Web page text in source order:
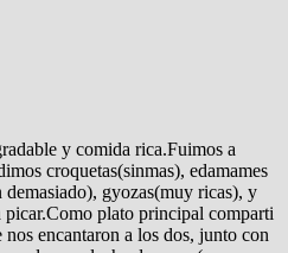
y comida rica.Fuimos a
croquetas(sinmas), edamames
gyozas(muy ricas), y
picar.Como plato principal comparti
encantaron a los dos, junto con